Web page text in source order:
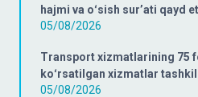
hajmi va oʻsish surʼati qayd
05/08/2026
Transport xizmatlarining 75
koʻrsatilgan xizmatlar
05/08/2026